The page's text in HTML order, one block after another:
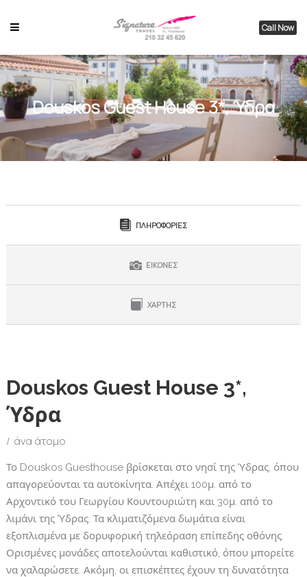
Call Now
Douskos Guest House 3*, Ύδρα
ΠΛΗΡΟΦΟΡΙΕΣ
ΕΙΚΟΝΕΣ
ΧΑΡΤΗΣ
Douskos Guest House 3*,
Ύδρα
άνα άτομο
Το Douskos Guesthouse βρίσκεται στο νησί της Ύδρας, όπου
απαγορεύονται τα αυτοκίνητα. Απέχει 100μ. από το
Αρχοντικό του Γεωργίου Κουντουριώτη και 30μ. από το
λιμάνι της Ύδρας. Τα κλιματιζόμενα δωμάτια είναι
εξοπλισμένα με δορυφορική τηλεόραση επίπεδης οθόνης.
Ορισμένες μονάδες αποτελούνται καθιστικό, όπου μπορείτε
να χαλαρώσετε. Ακόμη, οι επισκέπτες έχουν τη δυνατότητα